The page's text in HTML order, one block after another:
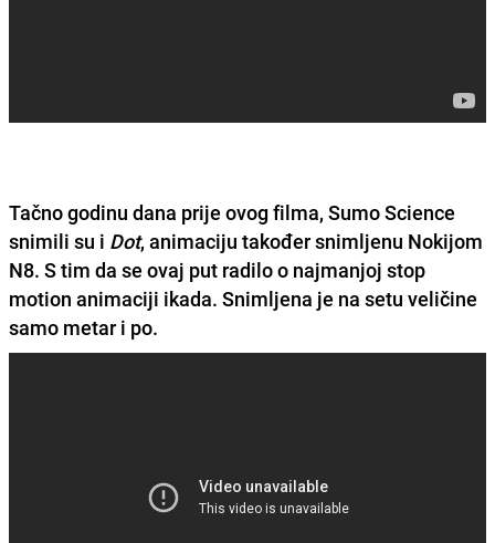
Tačno godinu dana prije ovog filma, Sumo Science
snimili su i Dot, animaciju također snimljenu Nokijom
N8. S tim da se ovaj put radilo o najmanjoj stop
motion animaciji ikada. Snimljena je na setu veličine
samo metar i po.